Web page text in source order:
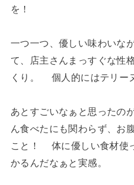
を！
一つ一つ、優しい味わいな
て、店主さんまっすぐな性
くり。 個人的にはテリー
あとすごいなぁと思ったの
ん食べたにも関わらず、お
こと！ 体に優しい食材使
かるんだなぁと実感。